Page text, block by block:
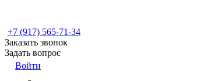
+7 (917) 565-71-34
Заказать звонок
Задать вопрос
Войти